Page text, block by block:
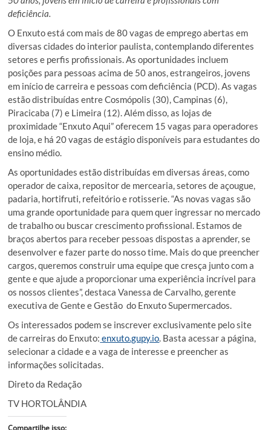
deficiência.
O Enxuto está com mais de 80 vagas de emprego abertas em
diversas cidades do interior paulista, contemplando diferentes
setores e perfis profissionais. As oportunidades incluem
posições para pessoas acima de 50 anos, estrangeiros, jovens
em início de carreira e pessoas com deficiência (PCD). As vagas
estão distribuídas entre Cosmópolis (30), Campinas (6),
Piracicaba (7) e Limeira (12). Além disso, as lojas de
proximidade “Enxuto Aqui” oferecem 15 vagas para operadores
de loja, e há 20 vagas de estágio disponíveis para estudantes do
ensino médio.
As oportunidades estão distribuídas em diversas áreas, como
operador de caixa, repositor de mercearia, setores de açougue,
padaria, hortifruti, refeitório e rotisserie. “As novas vagas são
uma grande oportunidade para quem quer ingressar no mercado
de trabalho ou buscar crescimento profissional. Estamos de
braços abertos para receber pessoas dispostas a aprender, se
desenvolver e fazer parte do nosso time. Mais do que preencher
cargos, queremos construir uma equipe que cresça junto com a
gente e que ajude a proporcionar uma experiência incrível para
os nossos clientes”, destaca Vanessa de Carvalho, gerente
executiva de Gente e Gestão do Enxuto Supermercados.
Os interessados podem se inscrever exclusivamente pelo site
de carreiras do Enxuto: enxuto.gupy.io. Basta acessar a página,
selecionar a cidade e a vaga de interesse e preencher as
informações solicitadas.
Direto da Redação
TV HORTOLÂNDIA
Compartilhe isso: